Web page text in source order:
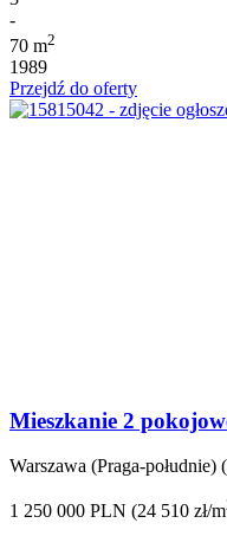
-
70 m2
1989
Przejdź do oferty
Mieszkanie 2
Warszawa (Praga-
1 250 000 PLN (24 510 zł/m